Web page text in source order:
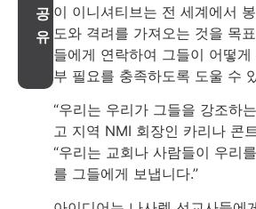
공
유
이 이니셔티브는 전 세계에서
도와 격려를 가져오는 것을 목
들에게 연락하여 그들이 어떻
부 필요를 충족하도록 도울 수
“우리는 우리가 그들을 강조하
고 지역 NMI 회장인 카리나 콘
“우리는 교회나 사람들이 우리
를 그들에게 보냅니다.”